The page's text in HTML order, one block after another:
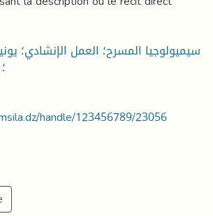
سيميولوجيا المسرح؛ العمل الإنشادي؛
handle/123456789/23056